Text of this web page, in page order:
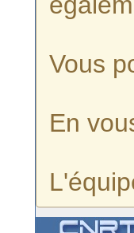
Vous
En